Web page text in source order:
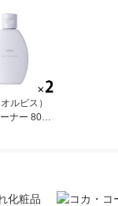
ルビス）
ナー 80mL